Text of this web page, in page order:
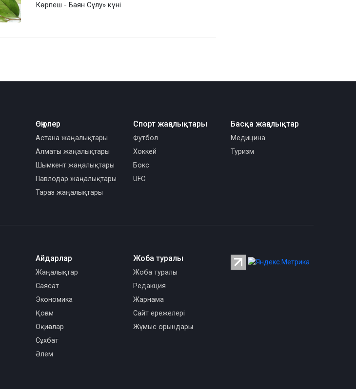
Көрпеш - Баян Сұлу» күні
Өңірлер
Астана жаңалықтары
Алматы жаңалықтары
Шымкент жаңалықтары
Павлодар жаңалықтары
Тараз жаңалықтары
Спорт жаңалықтары
Футбол
Хоккей
Бокс
UFC
Басқа жаңалықтар
Медицина
Туризм
Айдарлар
Жаңалықтар
Саясат
Экономика
Қоғам
Оқиғалар
Сұхбат
Әлем
Жоба туралы
Жоба туралы
Редакция
Жарнама
Сайт ережелері
Жұмыс орындары